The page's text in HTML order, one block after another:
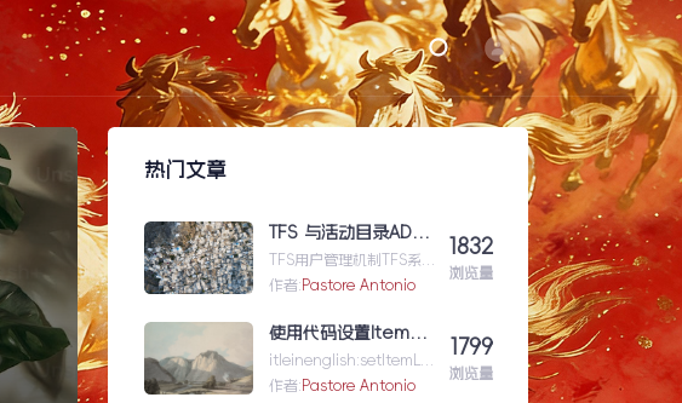
热门文章
TFS 与活动目录AD（Active Directory)的同步机制
TFS用户管理机制TFS系统
与企业域服务器用户系统
统）高度集成在一起，使
AD（ActiveDirectory)的
同步机制
作者:Pastore Antonio
1832
浏览量
使用代码设置Item级的权限（权限总结1）
itleinenglish:setItemLev
elPermissionforShar...使
作者:Pastore Antonio
1799
浏览量